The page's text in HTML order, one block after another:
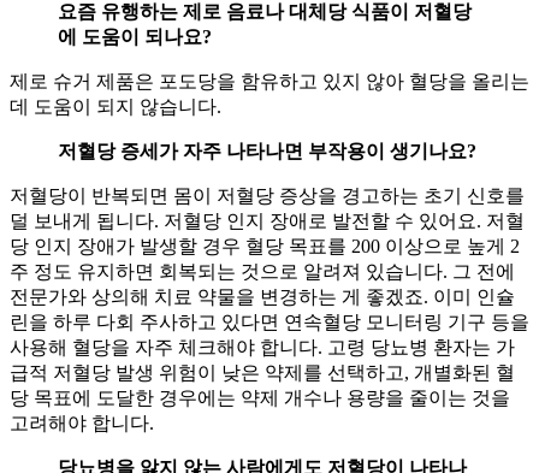
요즘 유행하는 제로 음료나 대체당 식품이 저혈당
에 도움이 되나요?
제로 슈거 제품은 포도당을 함유하고 있지 않아 혈당을 올리는
데 도움이 되지 않습니다.
저혈당 증세가 자주 나타나면 부작용이 생기나요?
저혈당이 반복되면 몸이 저혈당 증상을 경고하는 초기 신호를
덜 보내게 됩니다. 저혈당 인지 장애로 발전할 수 있어요. 저혈
당 인지 장애가 발생할 경우 혈당 목표를 200 이상으로 높게 2
주 정도 유지하면 회복되는 것으로 알려져 있습니다. 그 전에
전문가와 상의해 치료 약물을 변경하는 게 좋겠죠. 이미 인슐
린을 하루 다회 주사하고 있다면 연속혈당 모니터링 기구 등을
사용해 혈당을 자주 체크해야 합니다. 고령 당뇨병 환자는 가
급적 저혈당 발생 위험이 낮은 약제를 선택하고, 개별화된 혈
당 목표에 도달한 경우에는 약제 개수나 용량을 줄이는 것을
고려해야 합니다.
당뇨병을 앓지 않는 사람에게도 저혈당이 나타나